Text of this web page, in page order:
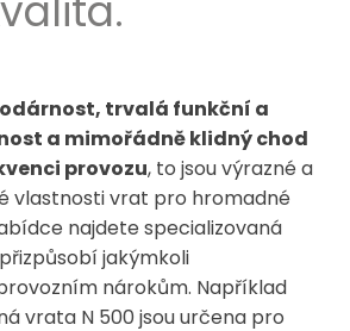
trvalá funkční a
a mimořádně klidný chod
provozu, to jsou výrazné a
vlastnosti vrat pro hromadné
najdete specializovaná
jakýmkoli
nárokům. Například
vrata N 500 jsou určena pro